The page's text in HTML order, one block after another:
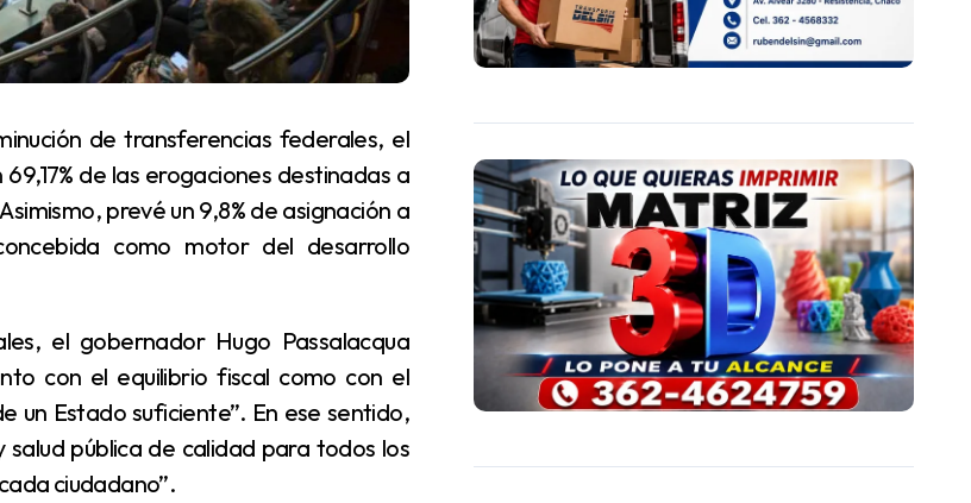
de las erogaciones destinadas a
prevé un 9,8% de asignación a
como motor del desarrollo
con el equilibrio fiscal como con el
un Estado suficiente”. En ese sentido,
pública de calidad para todos los
ciudadano”.